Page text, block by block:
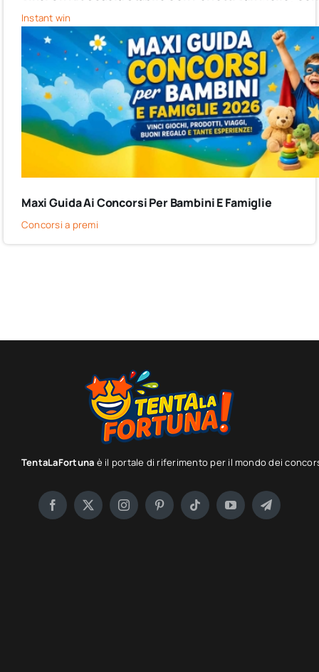
Instant win
Maxi Guida Ai Concorsi Per Bambini E Famiglie
Concorsi a premi
TentaLaFortuna è il portale di riferimento per il mondo dei